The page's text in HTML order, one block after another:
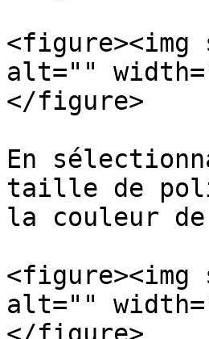
<figure><img
alt=""
</figure>
En
taille de
la couleur
<figure><img
alt=""